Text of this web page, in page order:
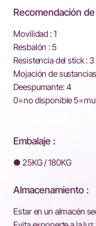
Recomendación
Movilidad : 1
Resbalón : 5
Resistencia del stick : 3
Mojación de
Deespumante: 4
0=no disponible
Embalaje :
●25KG / 180KG
Almacenamiento :
Estar en un almacén